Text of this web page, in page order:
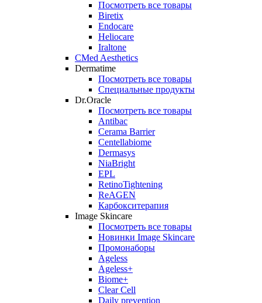
Посмотреть все товары
Biretix
Endocare
Heliocare
Iraltone
CMed Aesthetics
Dermatime
Посмотреть все товары
Специальные продукты
Dr.Oracle
Посмотреть все товары
Antibac
Cerama Barrier
Centellabiome
Dermasys
NiaBright
EPL
RetinoTightening
ReAGEN
Карбокситерапия
Image Skincare
Посмотреть все товары
Новинки Image Skincare
Промонаборы
Ageless
Ageless+
Biome+
Clear Cell
Daily prevention